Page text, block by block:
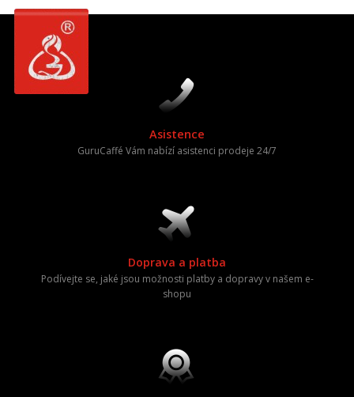
Asistence
GuruCaffé Vám nabízí asistenci prodeje 24/7
Doprava a platba
Podívejte se, jaké jsou možnosti platby a dopravy v našem e-
shopu